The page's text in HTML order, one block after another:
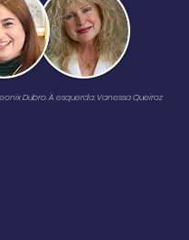
Dubro. À esquerda: Vanessa Queiroz